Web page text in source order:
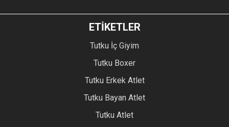
ETİKETLER
Tutku İç Giyim
Tutku Boxer
Tutku Erkek Atlet
Tutku Bayan Atlet
Tutku Atlet